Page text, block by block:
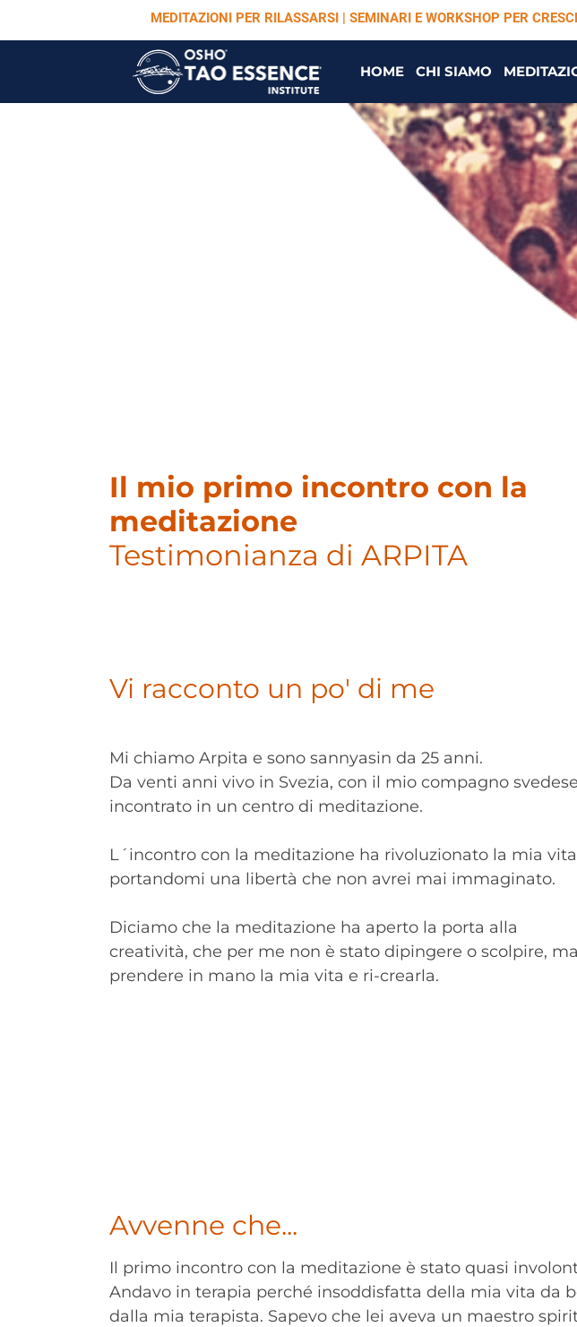
MEDITAZIONI PER RILASSARSI | SEMINARI E WORKSHOP PER
HOME CHI SIAMO
Il mio primo incontro con la
meditazione
Testimonianza di ARPITA
Vi racconto un po' di me
Mi chiamo Arpita e sono sannyasin da 25 anni.
Da venti anni vivo in Svezia, con il mio compagno
incontrato in un centro di meditazione.
L´incontro con la meditazione ha rivoluzionato la mia
portandomi una libertà che non avrei mai immaginato.
Diciamo che la meditazione ha aperto la porta alla
creatività, che per me non è stato dipingere o scolpire, ma
prendere in mano la mia vita e ri-crearla.
Avvenne che...
Il primo incontro con la meditazione è stato quasi
Andavo in terapia perché insoddisfatta della mia vita da
dalla mia terapista. Sapevo che lei aveva un maestro